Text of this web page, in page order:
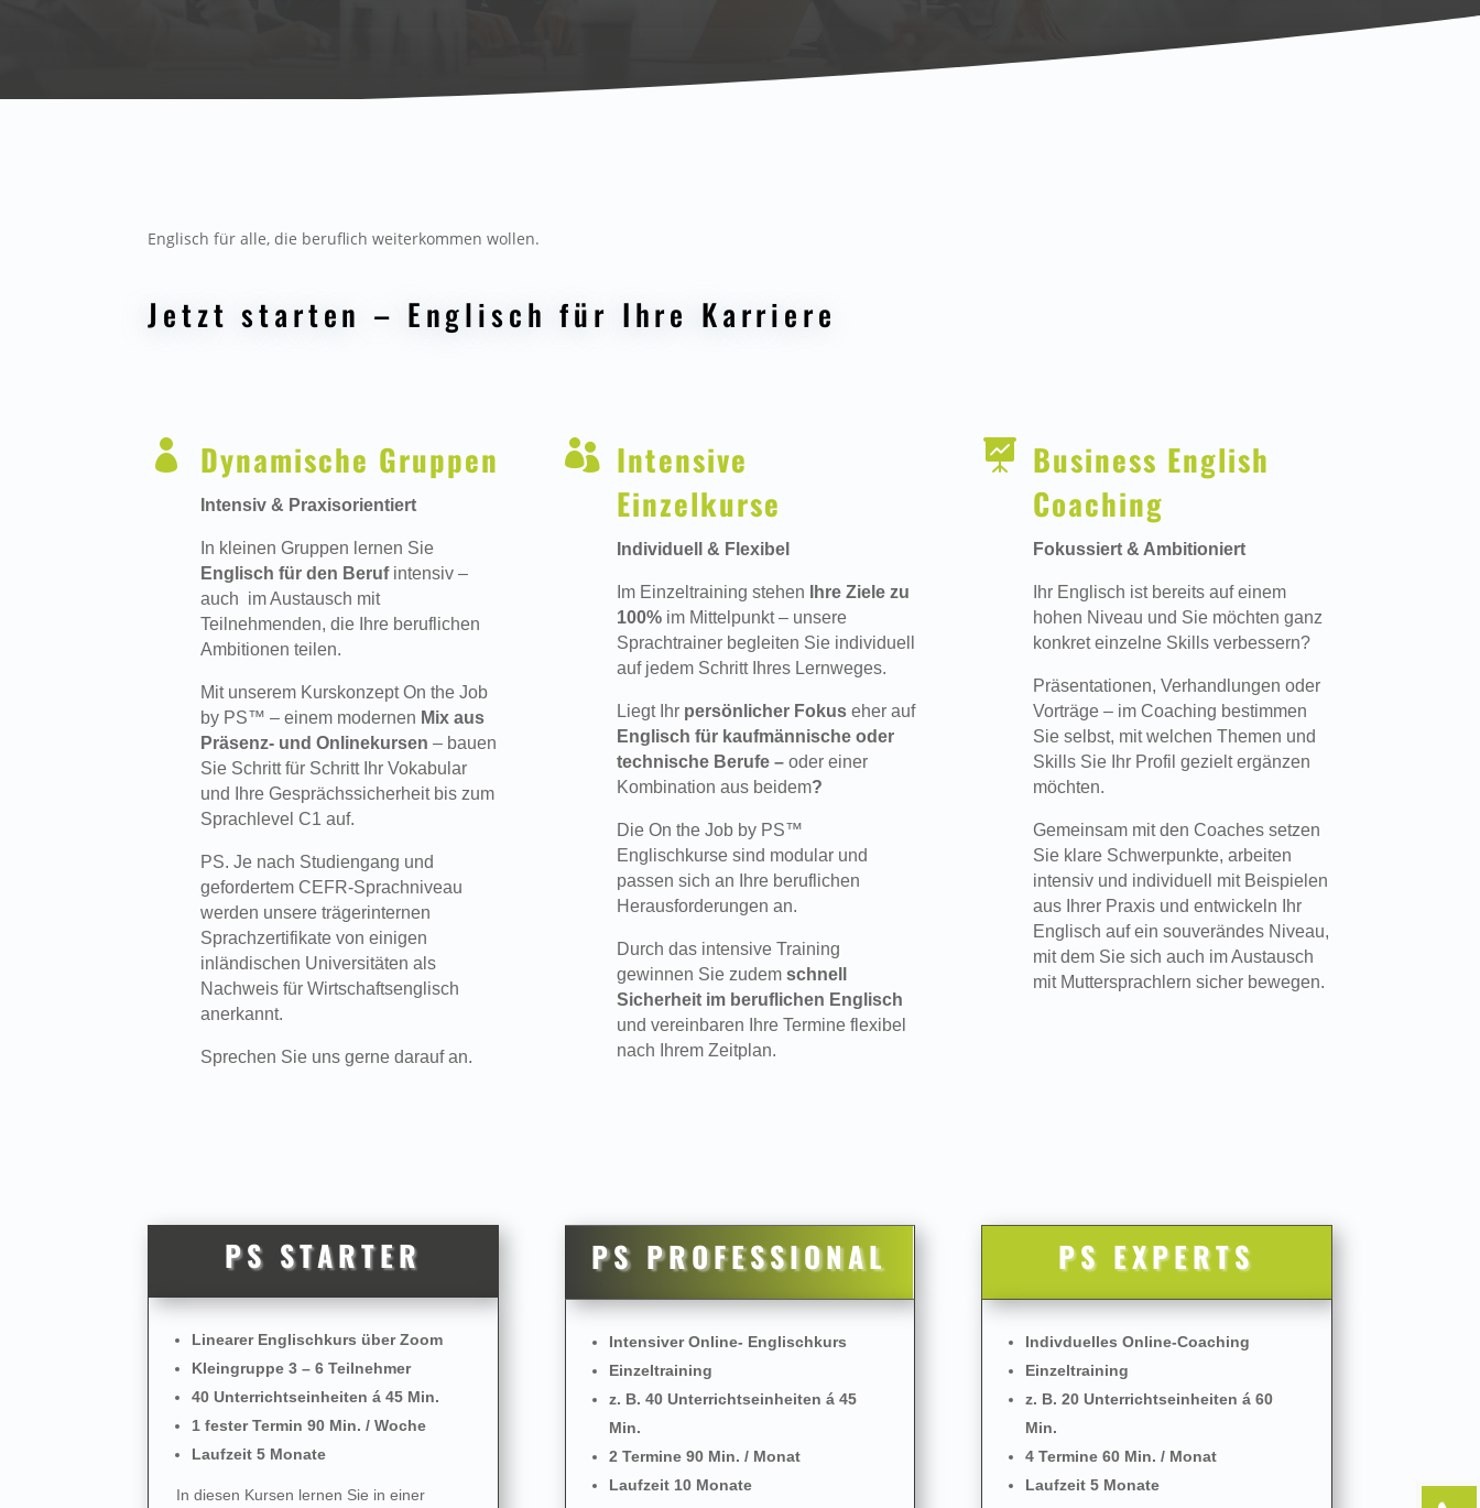
Englisch für alle, die beruflich weiterkommen wollen.
Jetzt starten – Englisch für Ihre Karriere
 Dynamische Gruppen
Intensiv & Praxisorientiert
In kleinen Gruppen lernen Sie
Englisch für den Berufintensiv –
auch im Austausch mit
Teilnehmenden, die Ihre beruflichen
Ambitionen teilen.
Mit unserem Kurskonzept On the Job
by PS™ – einem modernen Mix aus
Präsenz- und Onlinekursen – bauen
Sie Schritt für Schritt Ihr Vokabular
und Ihre Gesprächssicherheit bis zum
Sprachlevel C1 auf.
PS. Je nach Studiengang und
gefordertem CEFR-Sprachniveau
werden unsere trägerinternen
Sprachzertifikate von einigen
inländischen Universitäten als
Nachweis für Wirtschaftsenglisch
anerkannt.
Sprechen Sie uns gerne darauf an.
 Intensive
Einzelkurse
Individuell & Flexibel
Im Einzeltraining stehen Ihre Ziele zu
100%im Mittelpunkt – unsere
Sprachtrainer begleiten Sie individuell
auf jedem Schritt Ihres Lernweges.
Liegt Ihr persönlicher Fokus eher auf
Englisch für kaufmännische oder
technische Berufe – oder einer
Kombination aus beidem?
Die On the Job by PS™
Englischkurse sind modular und
passen sich an Ihre beruflichen
Herausforderungen an.
Durch das intensive Training
gewinnen Sie zudem schnell
Sicherheit im beruflichen Englisch
und vereinbaren Ihre Termine flexibel
nach Ihrem Zeitplan.
 Business English
Coaching
Fokussiert & Ambitioniert
Ihr Englisch ist bereits auf einem
hohen Niveau und Sie möchten ganz
konkret einzelne Skills verbessern?
Präsentationen, Verhandlungen oder
Vorträge – im Coaching bestimmen
Sie selbst, mit welchen Themen und
Skills Sie Ihr Profil gezielt ergänzen
möchten.
Gemeinsam mit den Coaches setzen
Sie klare Schwerpunkte, arbeiten
intensiv und individuell mit Beispielen
aus Ihrer Praxis und entwickeln Ihr
Englisch auf ein souverändes Niveau,
mit dem Sie sich auch im Austausch
mit Muttersprachlern sicher bewegen.
PS STARTER
Linearer Englischkurs über Zoom
Kleingruppe 3 – 6 Teilnehmer
40 Unterrichtseinheiten á 45 Min.
1 fester Termin 90 Min. / Woche
Laufzeit 5 Monate
In diesen Kursen lernen Sie in einer
PS PROFESSIONAL
Intensiver Online- Englischkurs
Einzeltraining
z. B. 40 Unterrichtseinheiten á 45
Min.
2 Termine 90 Min. / Monat
Laufzeit 10 Monate
PS EXPERTS
Indivduelles Online-Coaching
Einzeltraining
z. B. 20 Unterrichtseinheiten á 60
Min.
4 Termine 60 Min. / Monat
Laufzeit 5 Monate